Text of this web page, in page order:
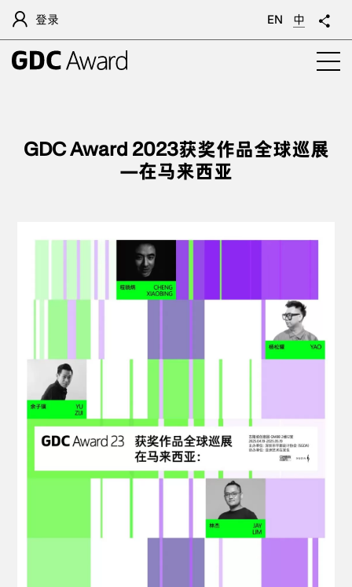
登录 EN 中
GDC Award 2023获奖作品全球巡展
—在马来西亚